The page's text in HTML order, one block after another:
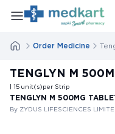
Order Medicine
TENGLYN M
| 15 unit(s)per Strip
TENGLYN M 500MG
By ZYDUS LIFESCIENCES